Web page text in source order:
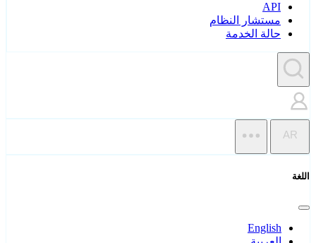
API
مستشار النظام
حالة الخدمة
AR
اللغة
English